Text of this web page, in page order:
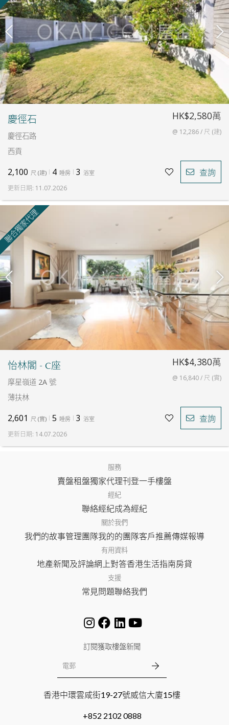
慶徑石
慶徑石路
西貢
HK$2,580萬
@ 12,286 / 尺 (建)
2,100 尺 (建) 4 睡房 3 浴室 查詢
更新日期: 11.07.2026
怡林閣 - C座
摩星嶺道 2A 號
薄扶林
HK$4,380萬
@ 16,840 / 尺 (實)
2,601 尺 (實) 5 睡房 3 浴室 查詢
更新日期: 14.07.2026
聯合獨家代理
服務
賣盤租盤獨家代理刊登一手樓盤
經紀
聯絡經紀成為經紀
關於我們
我們的故事管理團隊我的的團隊客戶推薦傳媒報導
有用資料
地產新聞及評論網上對答香港生活指南房貸
支援
常見問題聯絡我們
訂閱獲取樓盤新聞
香港中環雲咸街19-27號威信大廈15樓
+852 2102 0888